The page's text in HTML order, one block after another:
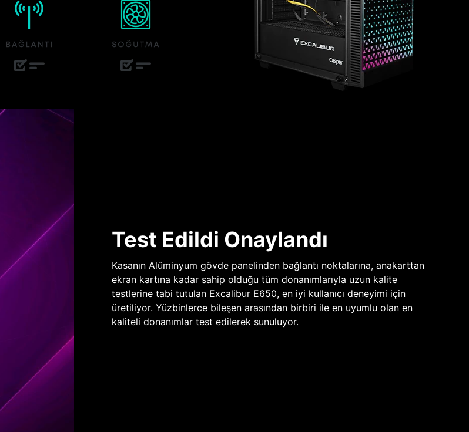
Test Edildi Onaylandı
Kasanın Alüminyum gövde panelinden bağlantı noktalarına, anakarttan
ekran kartına kadar sahip olduğu tüm donanımlarıyla uzun kalite
testlerine tabi tutulan Excalibur E650, en iyi kullanıcı deneyimi için
üretiliyor. Yüzbinlerce bileşen arasından birbiri ile en uyumlu olan en
kaliteli donanımlar test edilerek sunuluyor.